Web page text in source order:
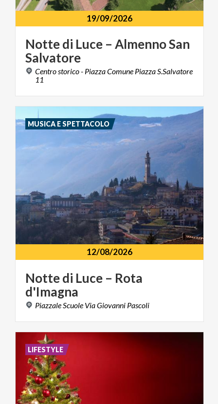
19/09/2026
Nottedi Luce – AlmennoSan
Salvatore
Centro storico - Piazza Comune Piazza S.Salvatore
11
12/08/2026
Nottedi Luce – Rota
d'Imagna
Piazzale Scuole ViaGiovanni Pascoli
MUSICA E SPETTACOLO
LIFESTYLE